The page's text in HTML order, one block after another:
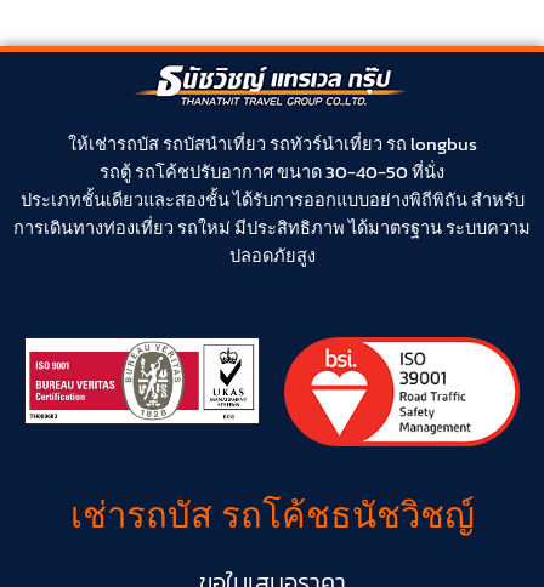
ให้เช่ารถบัสรถบัสนำเที่ยวรถทัวร์นำเที่ยวรถ longbus
รถตู้รถโค้ชปรับอากาศ ขนาด 30-40-50 ที่นั่ง
ประเภทชั้นเดียวและสองชั้น ได้รับการออกแบบอย่างพิถีพิถัน สำหรับ
การเดินทางท่องเที่ยว รถใหม่ มีประสิทธิภาพ ได้มาตรฐาน ระบบความ
ปลอดภัยสูง
เช่ารถบัส รถโค้ชธนัชวิชญ์